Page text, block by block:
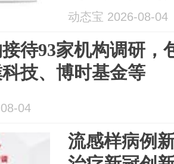
动态宝 2026-08-04
待93家机构调研，
技、博时基金等
04
流感样病例